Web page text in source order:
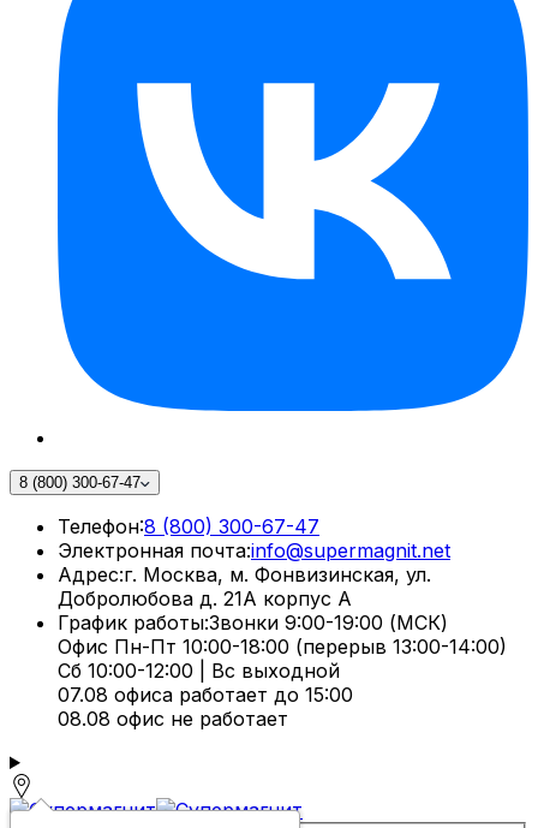
8 (800) 300-67-47
Телефон:8 (800) 300-67-47
Электронная почта:info@supermagnit.net
Адрес:г. Москва, м. Фонвизинская, ул.
Добролюбова д. 21А корпус А
График работы:Звонки 9:00-19:00 (МСК)
Офис Пн-Пт 10:00-18:00 (перерыв 13:00-14:00)
Сб 10:00-12:00 | Вс выходной
07.08 офиса работает до 15:00
08.08 офис не работает